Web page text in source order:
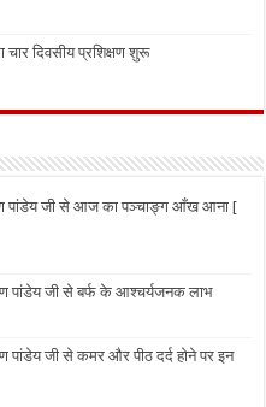
दिवसीय प्रशिक्षण शुरू
पांडेय जी से आज का पञ्चाङ्ग आँख आना [
पांडेय जी से बर्फ के आश्चर्यजनक लाभ
पांडेय जी से कमर और पीठ दर्द होने पर इन